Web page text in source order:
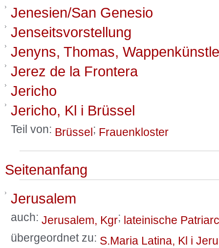
Jenesien/San Genesio
Jenseitsvorstellung
Jenyns, Thomas,
Jerez de la Frontera
Jericho
Jericho, Kl i Brüssel
Teil von: Brüssel; Frauenkloster
Seitenanfang
Jerusalem
auch: Jerusalem, Kgr; lateinische
übergeordnet zu: S.Maria Latina, Kl i